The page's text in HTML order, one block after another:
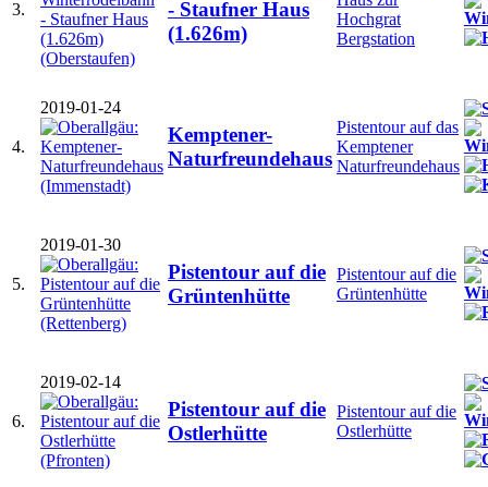
3.
- Staufner Haus
(1.626m)
Hochgrat
Bergstation
4.
2019-01-24
Kemptener-
Naturfreundehaus
Pistentour auf das
Kemptener
Naturfreundehaus
5.
2019-01-30
Pistentour auf die
Grüntenhütte
Pistentour auf die
Grüntenhütte
6.
2019-02-14
Pistentour auf die
Ostlerhütte
Pistentour auf die
Ostlerhütte